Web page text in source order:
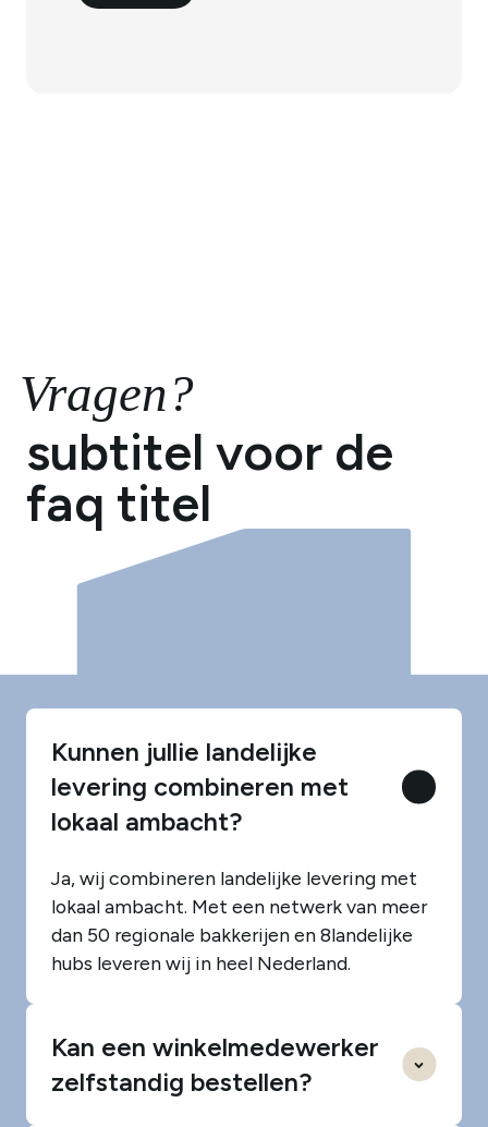
Vragen?
subtitel voor de
faq titel
Kunnen jullie landelijke
levering combineren met
lokaal ambacht?
Ja, wij combineren landelijke levering met
lokaal ambacht. Met een netwerk van meer
dan 50 regionale bakkerijen en 8landelijke
hubs leveren wij in heel Nederland.
Kan een winkelmedewerker
zelfstandig bestellen?